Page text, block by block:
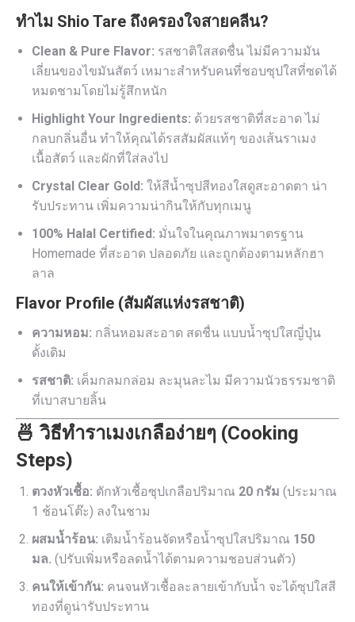
ทำไม Shio Tare ถึงครองใจสายคลีน?
Clean & Pure Flavor: รสชาติใสสดชื่น ไม่มีความมัน
เลี่ยนของไขมันสัตว์ เหมาะสำหรับคนที่ชอบซุปใสที่ซดได้
หมดชามโดยไม่รู้สึกหนัก
Highlight Your Ingredients: ด้วยรสชาติที่สะอาด ไม่
กลบกลิ่นอื่น ทำให้คุณได้รสสัมผัสแท้ๆ ของเส้นราเมง
เนื้อสัตว์ และผักที่ใส่ลงไป
Crystal Clear Gold: ให้สีน้ำซุปสีทองใสดูสะอาดตา น่า
รับประทาน เพิ่มความน่ากินให้กับทุกเมนู
100% Halal Certified: มั่นใจในคุณภาพมาตรฐาน
Homemade ที่สะอาด ปลอดภัย และถูกต้องตามหลักฮา
ลาล
Flavor Profile (สัมผัสแห่งรสชาติ)
ความหอม: กลิ่นหอมสะอาด สดชื่น แบบน้ำซุปใสญี่ปุ่น
ดั้งเดิม
รสชาติ: เค็มกลมกล่อม ละมุนละไม มีความนัวธรรมชาติ
ที่เบาสบายลิ้น
🍜 วิธีทำราเมงเกลือง่ายๆ (Cooking
Steps)
ตวงหัวเชื้อ: ตักหัวเชื้อซุปเกลือปริมาณ 20 กรัม (ประมาณ
1 ช้อนโต๊ะ) ลงในชาม
ผสมน้ำร้อน: เติมน้ำร้อนจัดหรือน้ำซุปใสปริมาณ 150
มล. (ปรับเพิ่มหรือลดน้ำได้ตามความชอบส่วนตัว)
คนให้เข้ากัน: คนจนหัวเชื้อละลายเข้ากับน้ำ จะได้ซุปใสสี
ทองที่ดูน่ารับประทาน